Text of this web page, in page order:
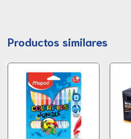
Productos similares